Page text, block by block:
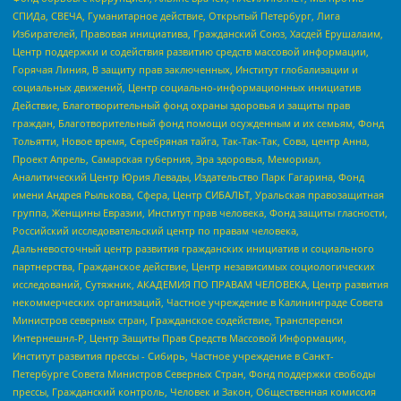
СПИДа, СВЕЧА, Гуманитарное действие, Открытый Петербург, Лига
Избирателей, Правовая инициатива, Гражданский Союз, Хасдей Ерушалаим,
Центр поддержки и содействия развитию средств массовой информации,
Горячая Линия, В защиту прав заключенных, Институт глобализации и
социальных движений, Центр социально-информационных инициатив
Действие, Благотворительный фонд охраны здоровья и защиты прав
граждан, Благотворительный фонд помощи осужденным и их семьям, Фонд
Тольятти, Новое время, Серебряная тайга, Так-Так-Так, Сова, центр Анна,
Проект Апрель, Самарская губерния, Эра здоровья, Мемориал,
Аналитический Центр Юрия Левады, Издательство Парк Гагарина, Фонд
имени Андрея Рылькова, Сфера, Центр СИБАЛЬТ, Уральская правозащитная
группа, Женщины Евразии, Институт прав человека, Фонд защиты гласности,
Российский исследовательский центр по правам человека,
Дальневосточный центр развития гражданских инициатив и социального
партнерства, Гражданское действие, Центр независимых социологических
исследований, Сутяжник, АКАДЕМИЯ ПО ПРАВАМ ЧЕЛОВЕКА, Центр развития
некоммерческих организаций, Частное учреждение в Калининграде Совета
Министров северных стран, Гражданское содействие, Трансперенси
Интернешнл-Р, Центр Защиты Прав Средств Массовой Информации,
Институт развития прессы - Сибирь, Частное учреждение в Санкт-
Петербурге Совета Министров Северных Стран, Фонд поддержки свободы
прессы, Гражданский контроль, Человек и Закон, Общественная комиссия